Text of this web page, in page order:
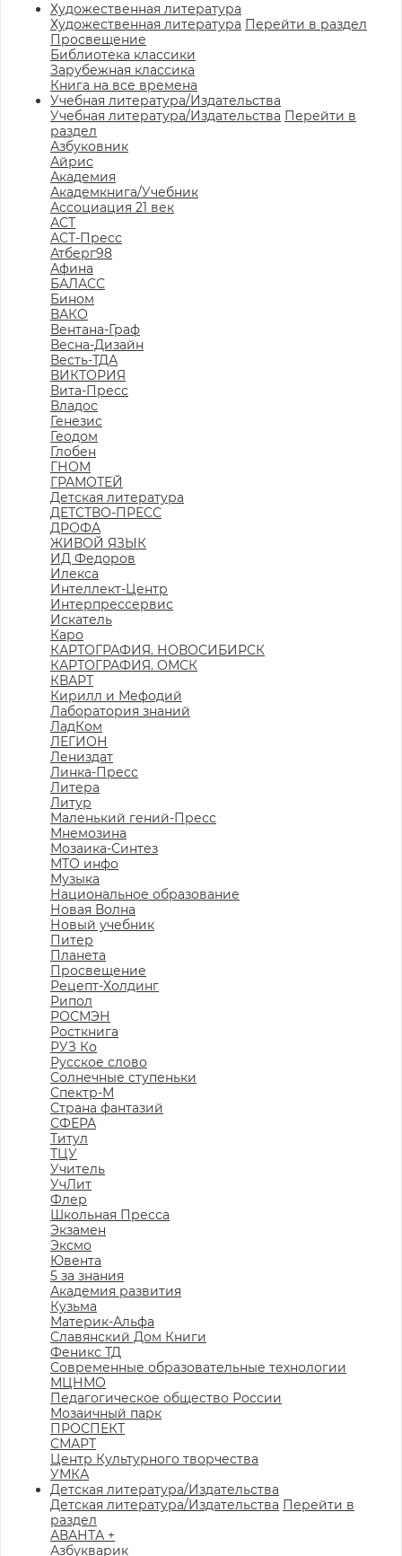
Художественная литература
Художественная литература Перейти в раздел
Просвещение
Библиотека классики
Зарубежная классика
Книга на все времена
Учебная литература/Издательства
Учебная литература/Издательства Перейти в
раздел
Азбуковник
Айрис
Академия
Академкнига/Учебник
Ассоциация 21 век
АСТ
АСТ-Пресс
Атберг98
Афина
БАЛАСС
Бином
ВАКО
Вентана-Граф
Весна-Дизайн
Весть-ТДА
ВИКТОРИЯ
Вита-Пресс
Владос
Генезис
Геодом
Глобен
ГНОМ
ГРАМОТЕЙ
Детская литература
ДЕТСТВО-ПРЕСС
ДРОФА
ЖИВОЙ ЯЗЫК
ИД Федоров
Илекса
Интеллект-Центр
Интерпрессервис
Искатель
Каро
КАРТОГРАФИЯ. НОВОСИБИРСК
КАРТОГРАФИЯ. ОМСК
КВАРТ
Кирилл и Мефодий
Лаборатория знаний
ЛадКом
ЛЕГИОН
Лениздат
Линка-Пресс
Литера
Литур
Маленький гений-Пресс
Мнемозина
Мозаика-Синтез
МТО инфо
Музыка
Национальное образование
Новая Волна
Новый учебник
Питер
Планета
Просвещение
Рецепт-Холдинг
Рипол
РОСМЭН
Росткнига
РУЗ Ко
Русское слово
Солнечные ступеньки
Спектр-М
Страна фантазий
СФЕРА
Титул
ТЦУ
Учитель
УчЛит
Флер
Школьная Пресса
Экзамен
Эксмо
Ювента
5 за знания
Академия развития
Кузьма
Материк-Альфа
Славянский Дом Книги
Феникс ТД
Современные образовательные технологии
МЦНМО
Педагогическое общество России
Мозаичный парк
ПРОСПЕКТ
СМАРТ
Центр Культурного творчества
УМКА
Детская литература/Издательства
Детская литература/Издательства Перейти в
раздел
АВАНТА +
Азбукварик